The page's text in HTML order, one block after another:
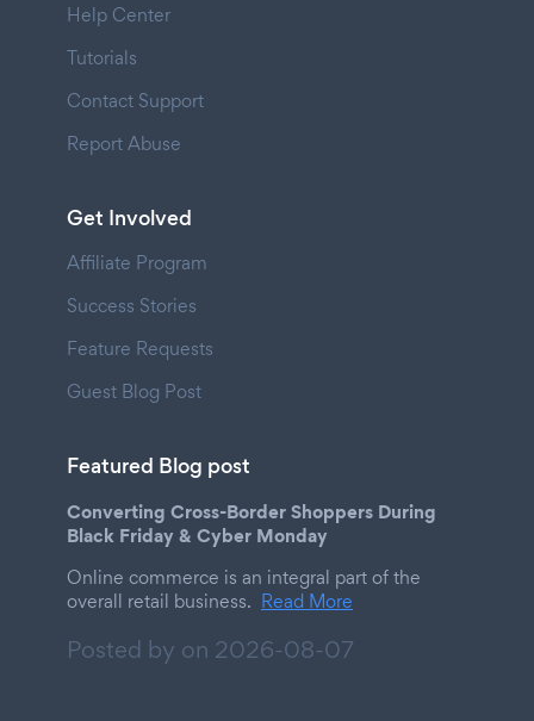
Help Center
Tutorials
Contact Support
Report Abuse
Get Involved
Affiliate Program
Success Stories
Feature Requests
Guest Blog Post
Featured Blog post
Converting Cross-Border Shoppers During
Black Friday & Cyber Monday
Online commerce is an integral part of the
overall retail business. Read More
Posted by on 2026-08-07